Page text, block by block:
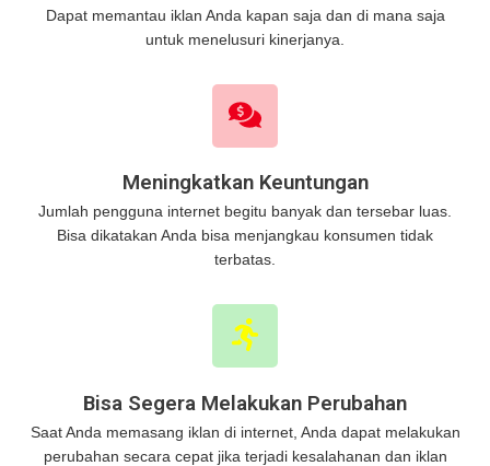
Dapat memantau iklan Anda kapan saja dan di mana saja
untuk menelusuri kinerjanya.
Meningkatkan Keuntungan
Jumlah pengguna internet begitu banyak dan tersebar luas.
Bisa dikatakan Anda bisa menjangkau konsumen tidak
terbatas.
Bisa Segera Melakukan Perubahan
Saat Anda memasang iklan di internet, Anda dapat melakukan
perubahan secara cepat jika terjadi kesalahanan dan iklan